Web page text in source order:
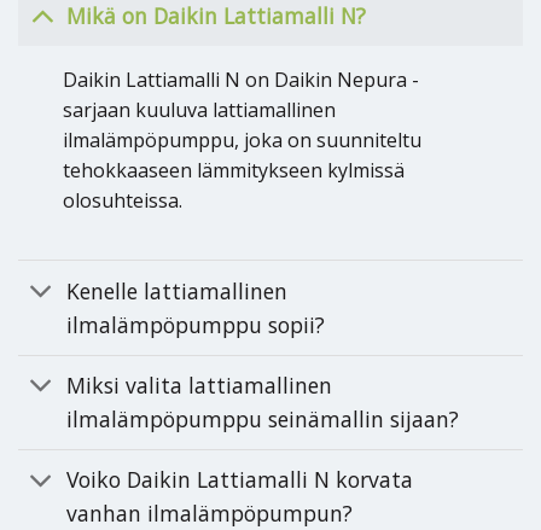
Mikä on Daikin Lattiamalli N?
Daikin Lattiamalli N on Daikin Nepura -
sarjaan kuuluva lattiamallinen
ilmalämpöpumppu, joka on suunniteltu
tehokkaaseen lämmitykseen kylmissä
olosuhteissa.
Kenelle lattiamallinen
ilmalämpöpumppu sopii?
Miksi valita lattiamallinen
ilmalämpöpumppu seinämallin sijaan?
Voiko Daikin Lattiamalli N korvata
vanhan ilmalämpöpumpun?